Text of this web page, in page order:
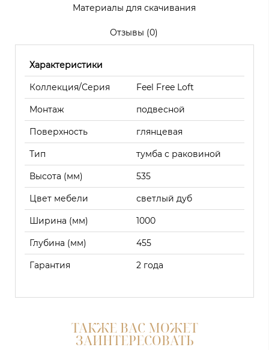
Материалы для скачивания
Отзывы (0)
Характеристики
Коллекция/Серия Feel Free Loft
Монтаж подвесной
Поверхность глянцевая
Тип тумба с раковиной
Высота (мм) 535
Цвет мебели светлый дуб
Ширина (мм) 1000
Глубина (мм) 455
Гарантия 2 года
ТАКЖЕ ВАС МОЖЕТ
ЗАИНТЕРЕСОВАТЬ